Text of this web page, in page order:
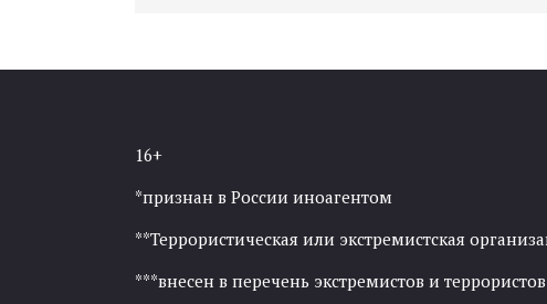
16+
*признан в России иноагентом
**Террористическая или экстремистская
***внесен в перечень экстремистов и